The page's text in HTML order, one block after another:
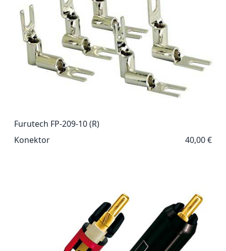
Furutech FP-209-10 (R)
Konektor
40,00 €